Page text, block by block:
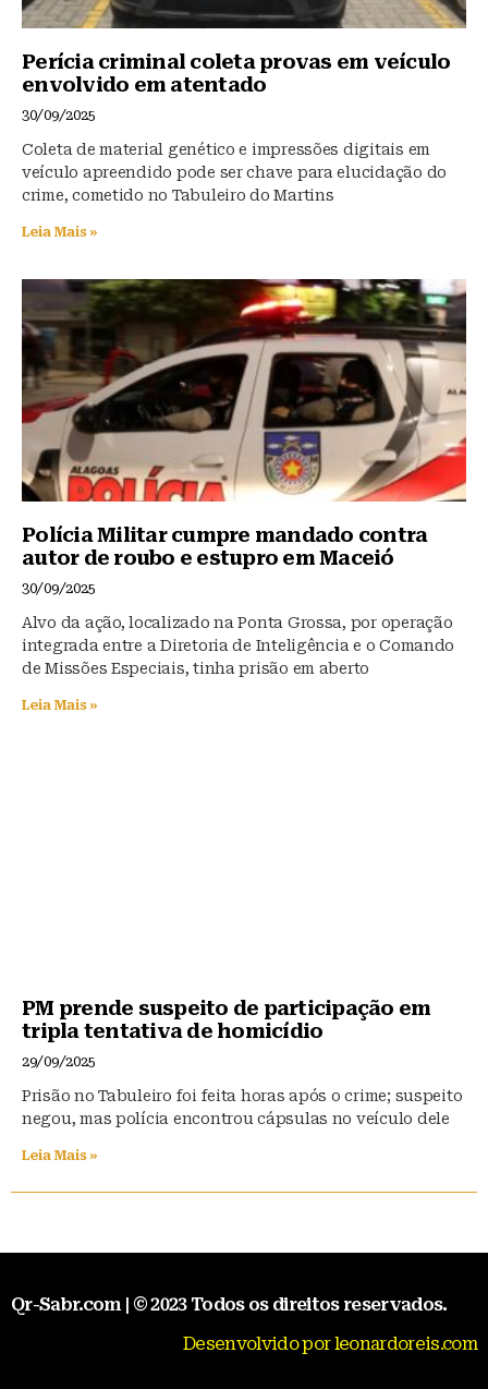
Perícia criminal coleta provas em veículo
envolvido em atentado
30/09/2025
Coleta de material genético e impressões digitais em
veículo apreendido pode ser chave para elucidação do
crime, cometido no Tabuleiro do Martins
Leia Mais »
Polícia Militar cumpre mandado contra
autor de roubo e estupro em Maceió
30/09/2025
Alvo da ação, localizado na Ponta Grossa, por operação
integrada entre a Diretoria de Inteligência e o Comando
de Missões Especiais, tinha prisão em aberto
Leia Mais »
PM prende suspeito de participação em
tripla tentativa de homicídio
29/09/2025
Prisão no Tabuleiro foi feita horas após o crime; suspeito
negou, mas polícia encontrou cápsulas no veículo dele
Leia Mais »
Qr-Sabr.com | © 2023 Todos os direitos reservados.
Desenvolvido por leonardoreis.com